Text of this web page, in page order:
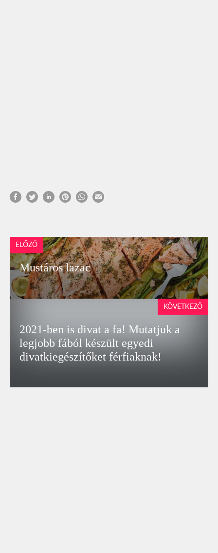
ELŐZŐ
Mustáros lazac
2021-ben is divat a fa! Mutatjuk a
legjobb fából készült egyedi
divatkiegészítőket férfiaknak!
KÖVETKEZŐ